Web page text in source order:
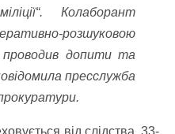
Колаборант
розшуковою
проводив допити та
пресслужба
від слідства. 33-